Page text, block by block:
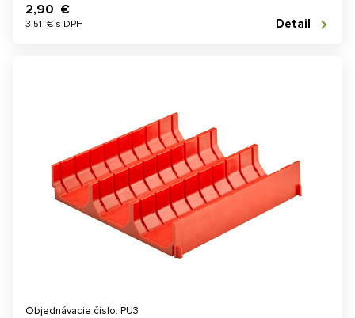
2,90 €
3,51 € s DPH Detail
Objednávacie číslo: PU3